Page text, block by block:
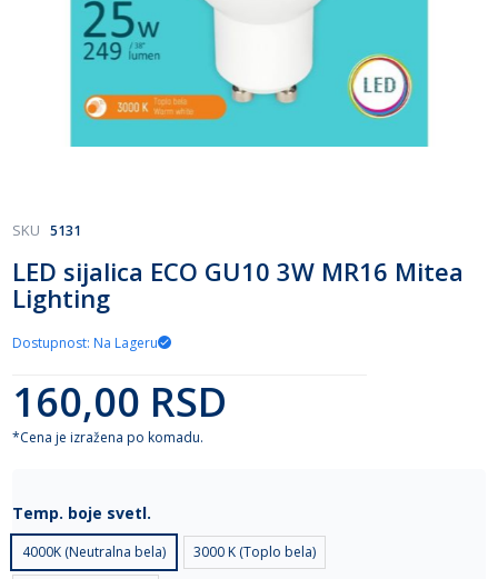
Skip
the
beginning
the
gallery
LED sijalica ECO GU10 3W MR16 Mitea
Lighting
SKU 5131
Dostupnost: Na Lageru
160,00 RSD
*Cena je izražena po komadu.
Temp. boje svetl.
4000K (Neutralna bela) 3000 K (Toplo bela)